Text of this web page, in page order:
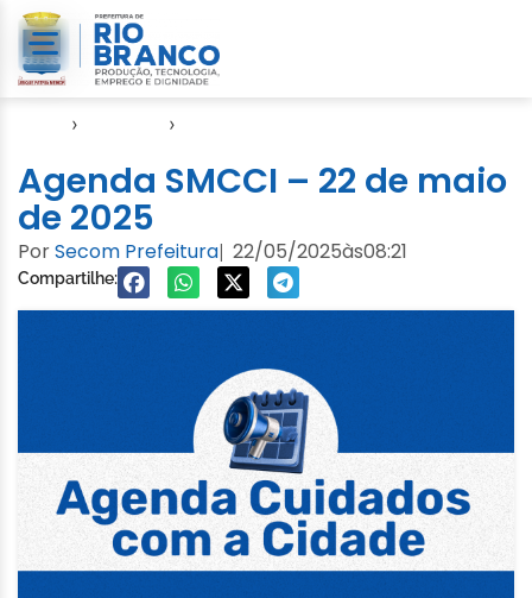
› ›
Agenda SMCCI – 22 de maio
de 2025
PorSecom Prefeitura| 22/05/2025às08:21
Compartilhe: